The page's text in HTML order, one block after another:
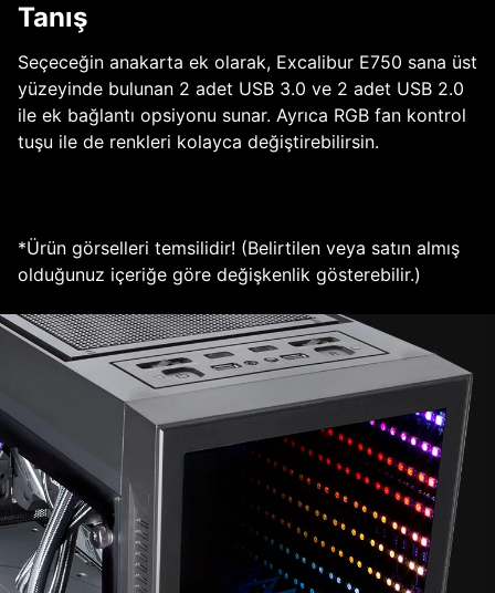
Tanış
Seçeceğin anakarta ek olarak, Excalibur E750 sana üst
yüzeyinde bulunan 2 adet USB 3.0 ve 2 adet USB 2.0
ile ek bağlantı opsiyonu sunar. Ayrıca RGB fan kontrol
tuşu ile de renkleri kolayca değiştirebilirsin.
*Ürün görselleri temsilidir! (Belirtilen veya satın almış
olduğunuz içeriğe göre değişkenlik gösterebilir.)